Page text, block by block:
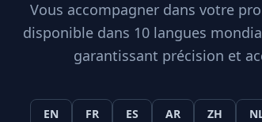
Vous accompagner dans votre
disponible dans 10 langues
garantissant précision et
EN FR ES AR ZH